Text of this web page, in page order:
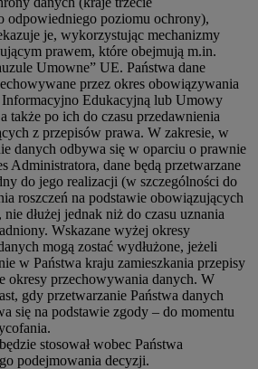
odpowiedniego poziomu ochrony),
je, wykorzystując mechanizmy
prawem, które obejmują m.in.
Umowne” UE. Państwa dane
przez okres obowiązywania
Edukacyjną lub Umowy
także po ich do czasu przedawnienia
z przepisów prawa. W zakresie, w
danych odbywa się w oparciu o prawnie
Administratora, dane będą przetwarzane
do jego realizacji (w szczególności do
roszczeń na podstawie obowiązujących
dłużej jednak niż do czasu uznania
Wskazane wyżej okresy
mogą zostać wydłużone, jeżeli
w Państwa kraju zamieszkania przepisy
okresy przechowywania danych. W
gdy przetwarzanie Państwa danych
się na podstawie zgody – do momentu
stosował wobec Państwa
podejmowania decyzji.